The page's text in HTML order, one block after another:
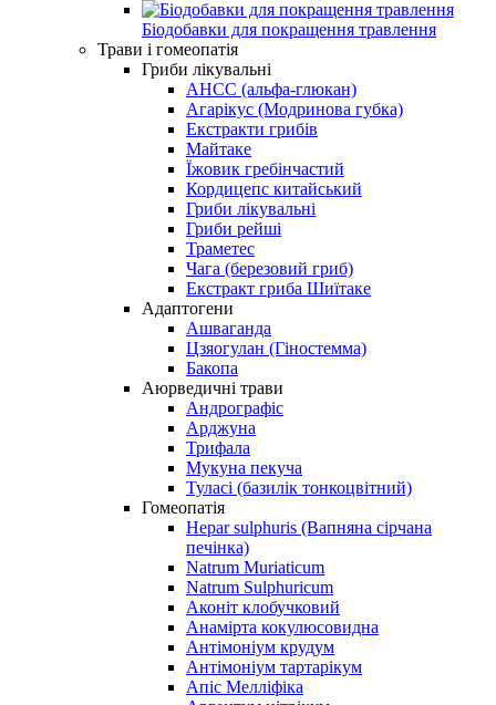
Біодобавки для покращення травлення
Трави і гомеопатія
Гриби лікувальні
AHCC (альфа-глюкан)
Агарікус (Модринова губка)
Екстракти грибів
Майтаке
Їжовик гребінчастий
Кордицепс китайський
Гриби лікувальні
Гриби рейші
Траметес
Чага (березовий гриб)
Екстракт гриба Шиїтаке
Адаптогени
Ашваганда
Цзяогулан (Гіностемма)
Бакопа
Аюрведичні трави
Андрографіс
Арджуна
Трифала
Мукуна пекуча
Туласі (базилік тонкоцвітний)
Гомеопатія
Hepar sulphuris (Вапняна сірчана
печінка)
Natrum Muriaticum
Natrum Sulphuricum
Аконіт клобучковий
Анамірта кокулюсовидна
Антімоніум крудум
Антімоніум тартарікум
Апіс Мелліфіка